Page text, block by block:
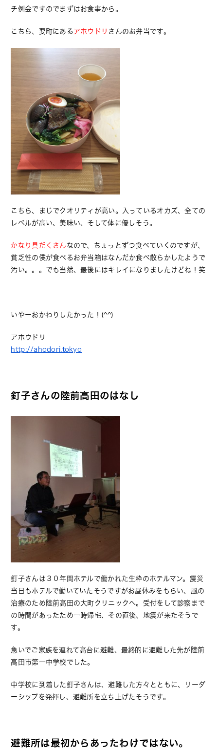
チ例会ですのでまずはお食事から。
こちら、要町にある アホウドリ さんのお弁当です。
こちら、まじでクオリティが高い。入っているオカズ、全ての
レベルが高い、美味い、そして体に優しそう。
かなり具だくさん なので、ちょっとずつ食べていくのですが、
貧乏性の僕が食べるお弁当箱はなんだか食べ散らかしたようで
汚い。。。でも当然、最後にはキレイになりましたけどね！笑
いやーおかわりしたかった！(^^)
アホウドリ
http://ahodori.tokyo
釘子さんの陸前高田のはなし
釘子さんは３０年間ホテルで働かれた生粋のホテルマン。震災
当日もホテルで働いていたそうですがお昼休みをもらい、風の
治療のため陸前高田の大町クリニックへ。受付をして診察まで
の時間があったため一時帰宅、その直後、地震が来たそうで
す。
急いでご家族を連れて高台に避難、最終的に避難した先が陸前
高田市第一中学校でした。
中学校に到着した釘子さんは、避難した方々とともに、リーダ
ーシップを発揮し、避難所を立ち上げたそうです。
避難所は最初からあったわけではない。